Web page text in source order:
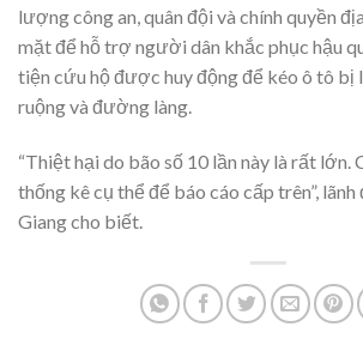
lượng công an, quân đội và chính quyền
mặt để hỗ trợ người dân khắc phục hậu
tiện cứu hộ được huy động để kéo ô tô bị
ruộng và đường làng.
“Thiệt hại do bão số 10 lần này là rất lớn.
thống kê cụ thể để báo cáo cấp trên”,
Giang cho biết.